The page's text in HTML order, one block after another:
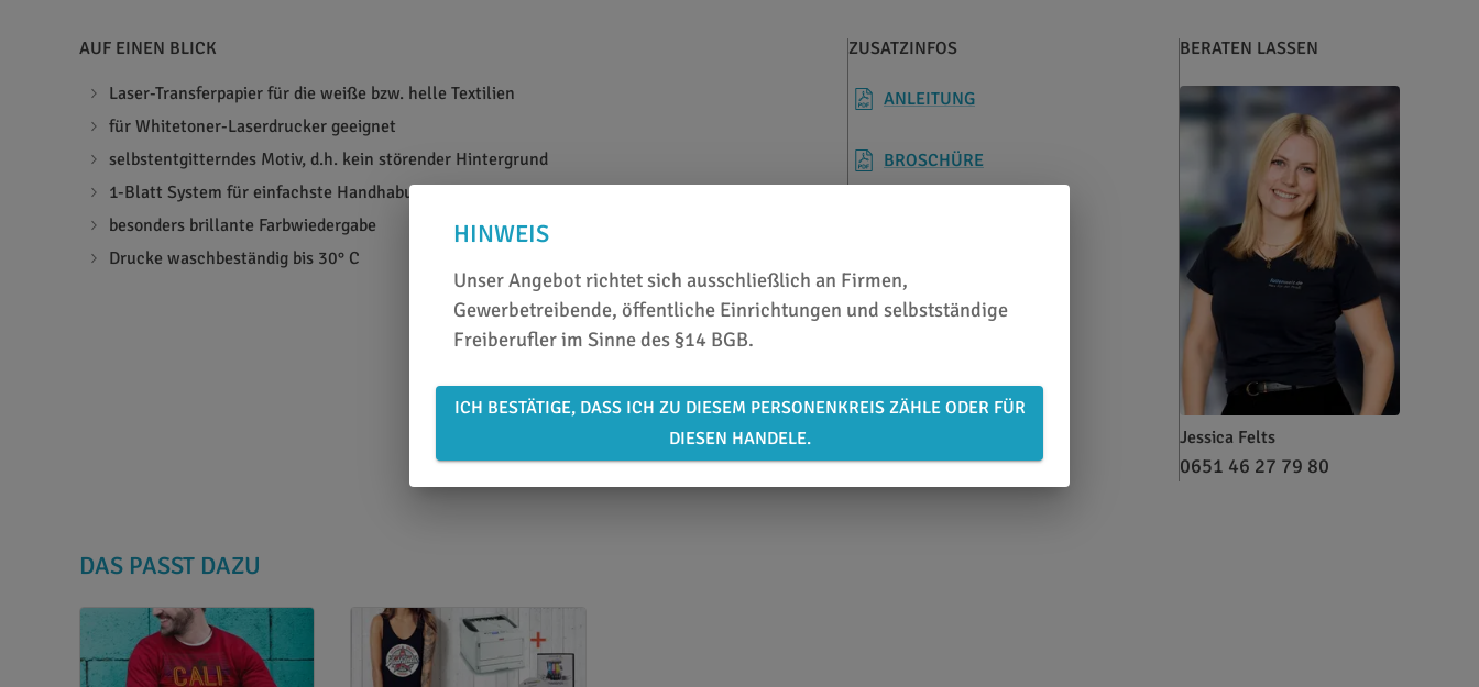
AUF EINEN BLICK
Laser-Transferpapier für die weiße bzw. helle Textilien
für Whitetoner-Laserdrucker geeignet
selbstentgitterndes Motiv, d.h. kein störender Hintergrund
1-Blatt System für einfachste Handhabung
besonders brillante Farbwiedergabe
Drucke waschbeständig bis 30° C
ZUSATZINFOS
ANLEITUNG
BROSCHÜRE
BERATEN LASSEN
Jessica Felts
0651 46 27 79 80
DAS PASST DAZU
HINWEIS
Unser Angebot richtet sich ausschließlich an Firmen,
Gewerbetreibende, öffentliche Einrichtungen und selbstständige
Freiberufler im Sinne des §14 BGB.
ICH BESTÄTIGE, DASS ICH ZU DIESEM PERSONENKREIS ZÄHLE ODER FÜR
DIESEN HANDELE.